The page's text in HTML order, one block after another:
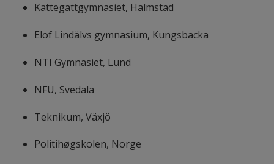
Kattegattgymnasiet, Halmstad
Elof Lindälvs gymnasium, Kungsbacka
NTI Gymnasiet, Lund
NFU, Svedala
Teknikum, Växjö
Politihøgskolen, Norge